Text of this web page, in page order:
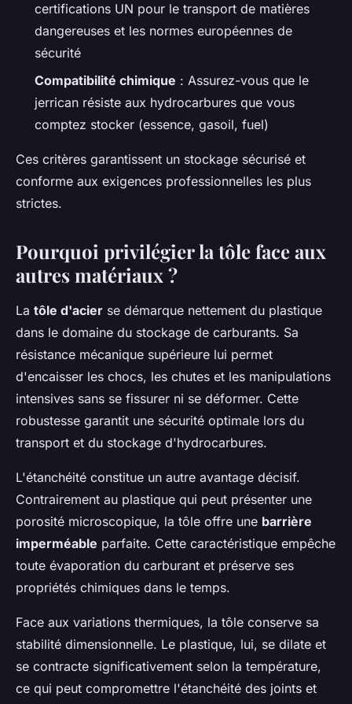
certifications UN pour le transport de matières
dangereuses et les normes européennes de
sécurité
Compatibilité chimique : Assurez-vous que le
jerrican résiste aux hydrocarbures que vous
comptez stocker (essence, gasoil, fuel)
Ces critères garantissent un stockage sécurisé et
conforme aux exigences professionnelles les plus
strictes.
Pourquoi privilégier la tôle face aux
autres matériaux ?
La tôle d'acier se démarque nettement du plastique
dans le domaine du stockage de carburants. Sa
résistance mécanique supérieure lui permet
d'encaisser les chocs, les chutes et les manipulations
intensives sans se fissurer ni se déformer. Cette
robustesse garantit une sécurité optimale lors du
transport et du stockage d'hydrocarbures.
L'étanchéité constitue un autre avantage décisif.
Contrairement au plastique qui peut présenter une
porosité microscopique, la tôle offre une barrière
imperméable parfaite. Cette caractéristique empêche
toute évaporation du carburant et préserve ses
propriétés chimiques dans le temps.
Face aux variations thermiques, la tôle conserve sa
stabilité dimensionnelle. Le plastique, lui, se dilate et
se contracte significativement selon la température,
ce qui peut compromettre l'étanchéité des joints et